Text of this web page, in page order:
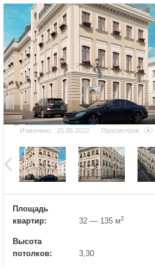
Добавить фотографию
Изменено:
25.06.2022 Просмотров
Площадь
квартир:
32 — 135 м2
Высота
потолков:
3,30